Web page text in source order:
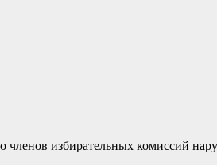
избирательных комиссий